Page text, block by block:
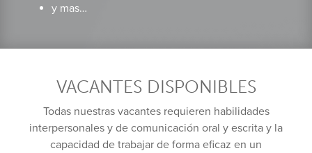
y mas…
VACANTES DISPONIBLES
Todas nuestras vacantes requieren habilidades
interpersonales y de comunicación oral y escrita y la
capacidad de trabajar de forma eficaz en un